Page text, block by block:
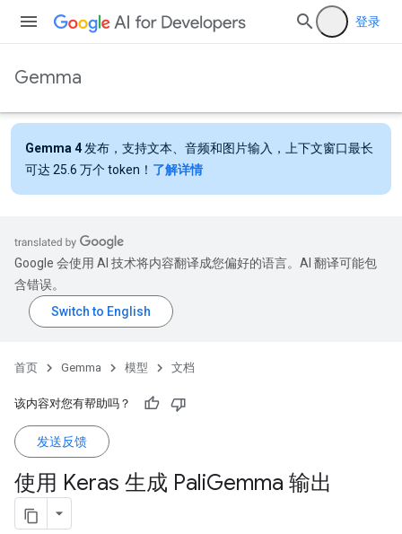
登录
Gemma
Gemma 4 发布，支持文本、音频和图片输入，上下文窗口最长
可达 25.6 万个 token！ 了解详情
Google 会使用 AI 技术将内容翻译成您偏好的语言。AI 翻译可能包
含错误。
首页 Gemma 模型 文档
该内容对您有帮助吗？
发送反馈
使用 Keras 生成 PaliGemma 输出